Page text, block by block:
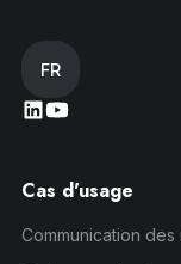
FR
Cas d'usage
Communication